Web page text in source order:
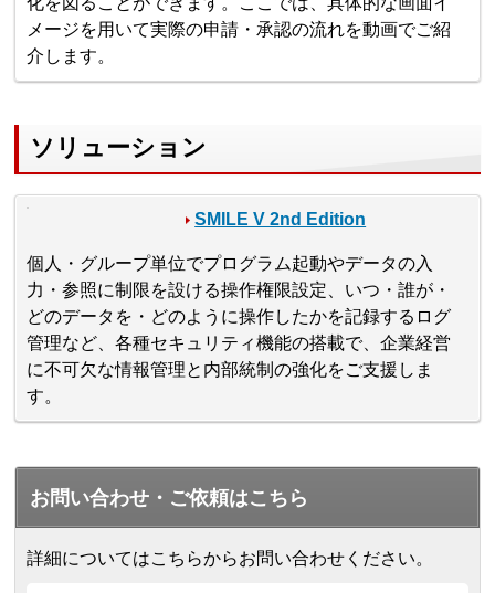
メージを用いて実際の申請・承認の流れを動画でご紹
介します。
ソリューション
SMILE V 2nd Edition
個人・グループ単位でプログラム起動やデータの入
力・参照に制限を設ける操作権限設定、いつ・誰が・
どのデータを・どのように操作したかを記録するログ
管理など、各種セキュリティ機能の搭載で、企業経営
に不可欠な情報管理と内部統制の強化をご支援しま
す。
お問い合わせ・ご依頼はこちら
詳細についてはこちらからお問い合わせください。